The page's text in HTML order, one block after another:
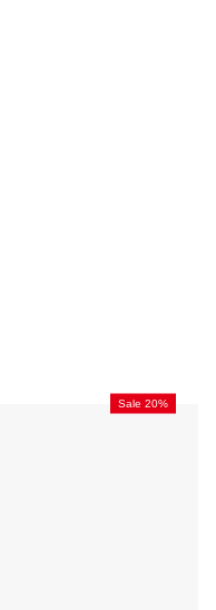
Sale 20%